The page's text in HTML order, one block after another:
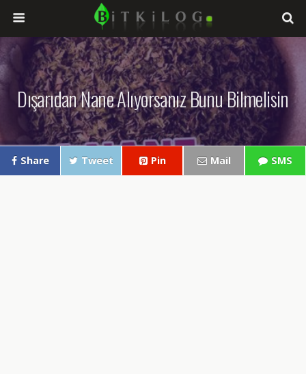
Dışarıdan Nane Alıyorsanız Bunu Bilmelisin
Share Tweet Pin Mail SMS